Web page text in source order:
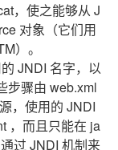
，使之能够从 J
对象（它们用
）。
JNDI 名字，以
步骤由 web.xml
，使用的 JNDI
，而且只能在 ja
过 JNDI 机制来